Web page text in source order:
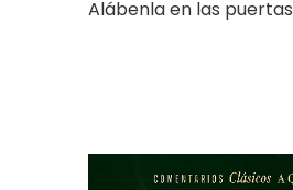
Alábenla en las puertas